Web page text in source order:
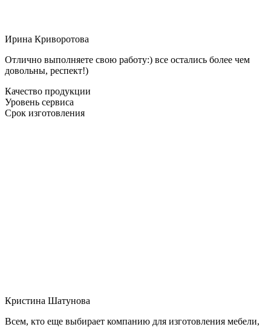
Ирина Криворотова
Отлично выполняете свою работу:) все остались более чем
довольны, респект!)
Качество продукции
Уровень сервиса
Срок изготовления
Кристина Шатунова
Всем, кто еще выбирает компанию для изготовления мебели,